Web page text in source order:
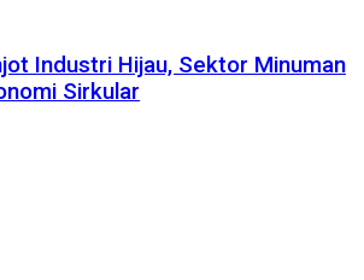
Industri Hijau, Sektor Minuman
Sirkular